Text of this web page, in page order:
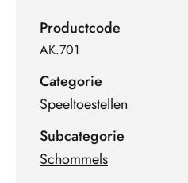
Productcode
AK.701
Categorie
Speeltoestellen
Subcategorie
Schommels